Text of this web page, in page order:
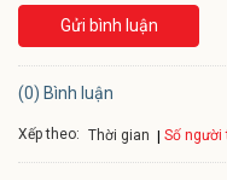
Gửi bình luận
(0) Bình luận
Xếp theo: Thời gian Số người